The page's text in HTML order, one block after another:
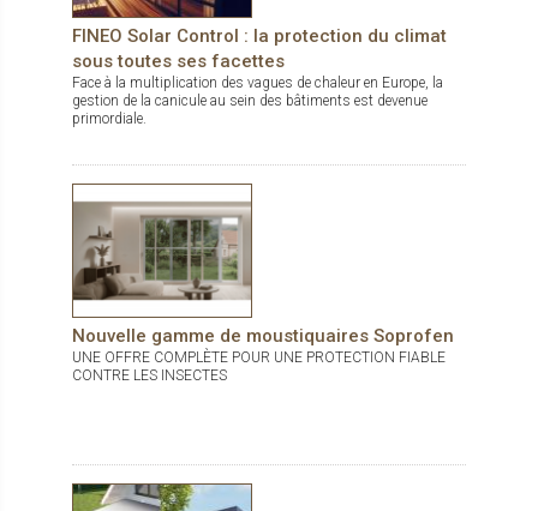
FINEO Solar Control : la protection du climat
sous toutes ses facettes
Face à la multiplication des vagues de chaleur en Europe, la
gestion de la canicule au sein des bâtiments est devenue
primordiale.
Nouvelle gamme de moustiquaires Soprofen
UNE OFFRE COMPLÈTE POUR UNE PROTECTION FIABLE
CONTRE LES INSECTES